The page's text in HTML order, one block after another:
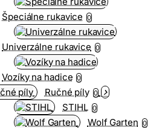
Špeciálne rukavice 0
Univerzálne rukavice 0
Vozíky na hadice 0
Ručné píly 0
STIHL 0
Wolf Garten 0